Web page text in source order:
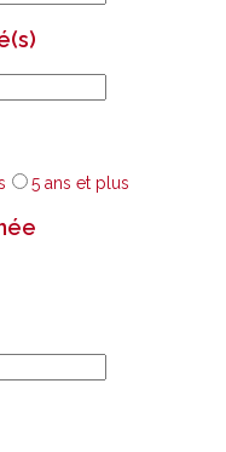
5 ans et plus